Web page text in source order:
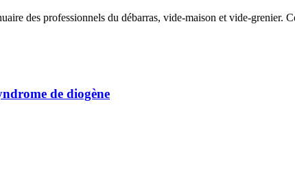
des professionnels du débarras, vide-maison et vide-grenier.
de diogène